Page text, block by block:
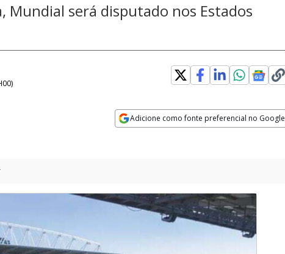
Mundial será disputado nos Estados
)
Adicione como fonte preferencial no Google